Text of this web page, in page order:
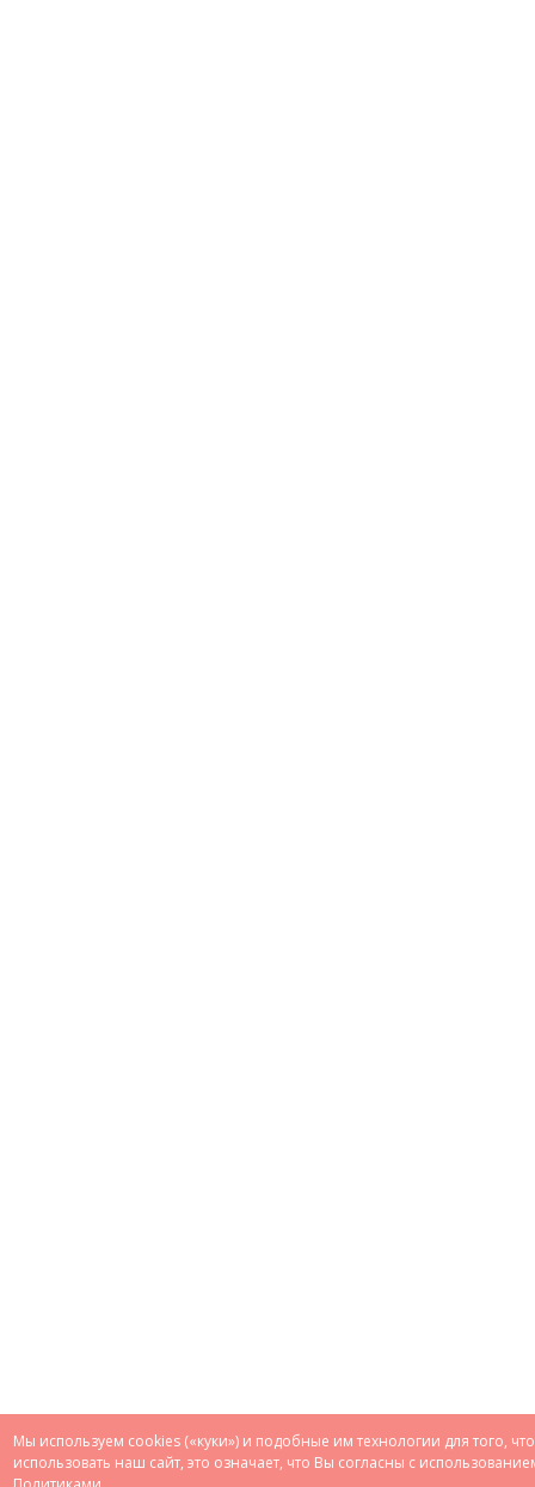
Мы используем cookies («куки») и подобные им технологии для того,
использовать наш сайт, это означает, что Вы согласны с